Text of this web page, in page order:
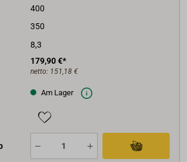
400
350
8,3
179,90 €*
netto: 151,18 €
Am Lager